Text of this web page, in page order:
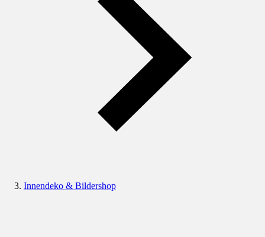
Innendeko & Bildershop